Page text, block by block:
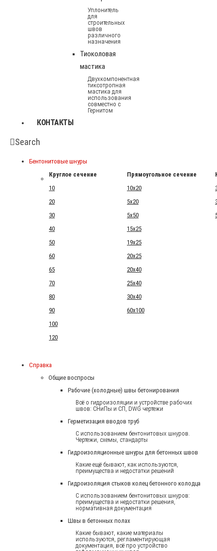
Уплонитель
для
строительных
швов
различного
назначения
Тиоколовая
мастика
Двухкомпонентная
тиксотропная
мастика для
использования
совместно с
Гернитом
КОНТАКТЫ
Search
Бентонитовые шнуры
Круглое сечение
Прямоугольное сечение
10
10x20
20
5x20
30
5x50
40
15x25
50
19x25
60
20x25
65
20x40
70
25x40
80
30x40
90
60x100
100
120
Справка
Общие воспросы
Рабочие (холодные) швы бетонирования
Всё о гидроизоляции и устройстве рабочих
швов: СНиПы и СП, DWG чертежи
Герметизация вводов труб
С использованием бентонитовых шнуров.
Чертежи, схемы, стандарты
Гидроизоляционные шнуры для бетонных швов
Какие ещё бывают, как используются,
преимущества и недостатки решений
Гидроизоляция стыков колец бетонного колодца
С использованием бентонитовых шнуров:
преимущества и недостатки решения,
нормативная документация
Швы в бетонных полах
Какие бывают, какие материалы
используются, регламентирующая
документация, всё про устройство